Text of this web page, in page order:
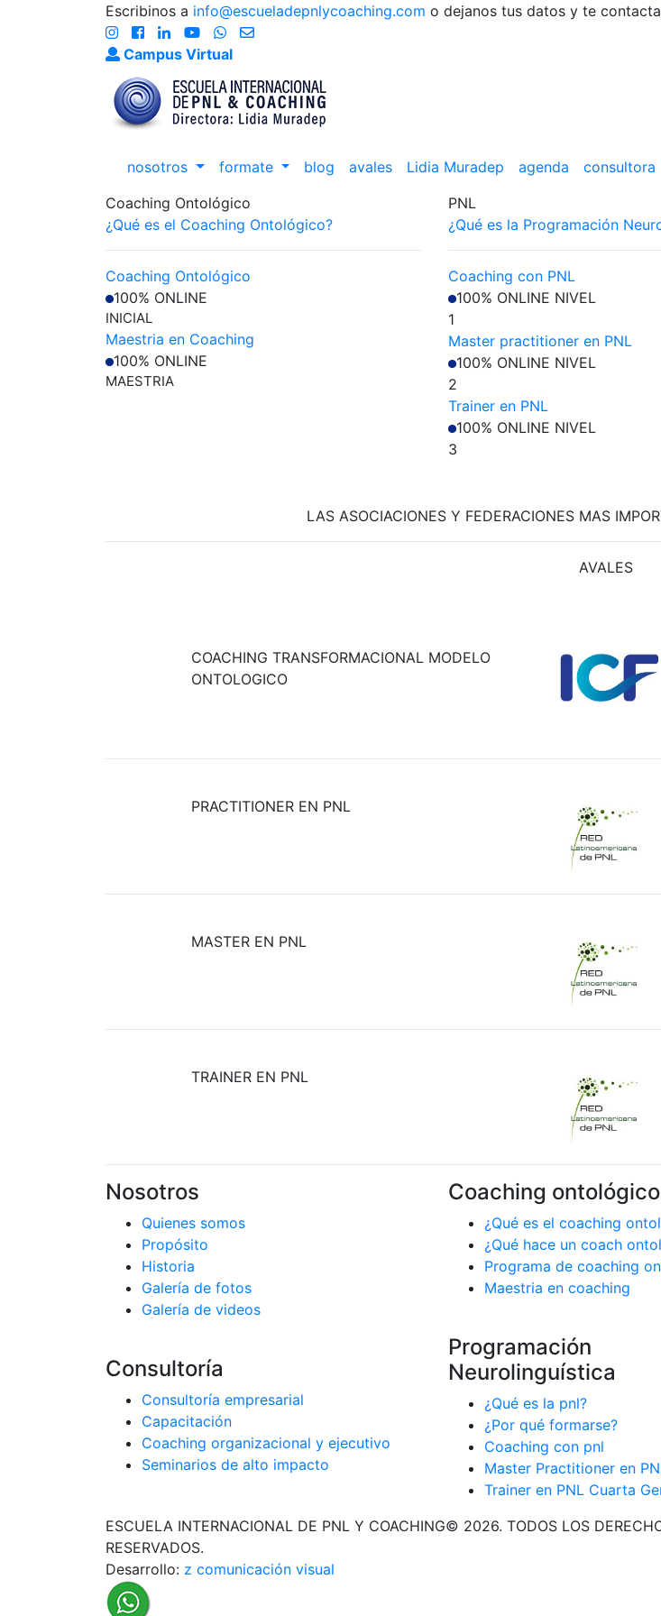
Escribinos a info@escueladepnlycoaching.com o dejanos tus datos y te
Campus Virtual
nosotros formate blog avales Lidia Muradep agenda consultora
Coaching Ontológico
¿Qué es el Coaching Ontológico?
Coaching Ontológico
100% ONLINE
INICIAL
Maestria en Coaching
100% ONLINE
MAESTRIA
PNL
¿Qué es la Programación
Coaching con PNL
100% ONLINE NIVEL
1
Master practitioner en PNL
100% ONLINE NIVEL
2
Trainer en PNL
100% ONLINE NIVEL
3
LAS ASOCIACIONES Y FEDERACIONES MAS
AVALES
COACHING TRANSFORMACIONAL MODELO
ONTOLOGICO
PRACTITIONER EN PNL
MASTER EN PNL
TRAINER EN PNL
Nosotros
Quienes somos
Propósito
Historia
Galería de fotos
Galería de videos
Consultoría
Consultoría empresarial
Capacitación
Coaching organizacional y ejecutivo
Seminarios de alto impacto
Coaching ontológico
¿Qué es el coaching
¿Qué hace un coach
Programa de coaching
Maestria en coaching
Programación
Neurolinguística
¿Qué es la pnl?
¿Por qué formarse?
Coaching con pnl
Master Practitioner en
Trainer en PNL Cuarta
ESCUELA INTERNACIONAL DE PNL Y COACHING© 2026. TODOS LOS
RESERVADOS.
Desarrollo: z comunicación visual